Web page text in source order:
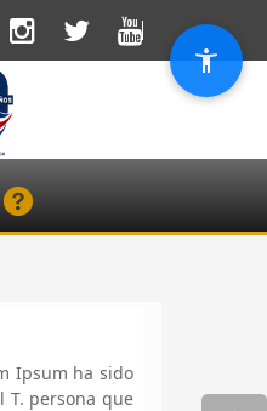
Ipsum ha sido
T. persona que